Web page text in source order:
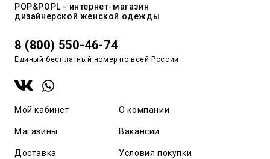
POP&POPL - интернет-магазин
дизайнерской женской одежды
8 (800) 550-46-74
Единый бесплатный номер по всей России
Мой кабинет
Магазины
Доставка
О компании
Вакансии
Условия покупки